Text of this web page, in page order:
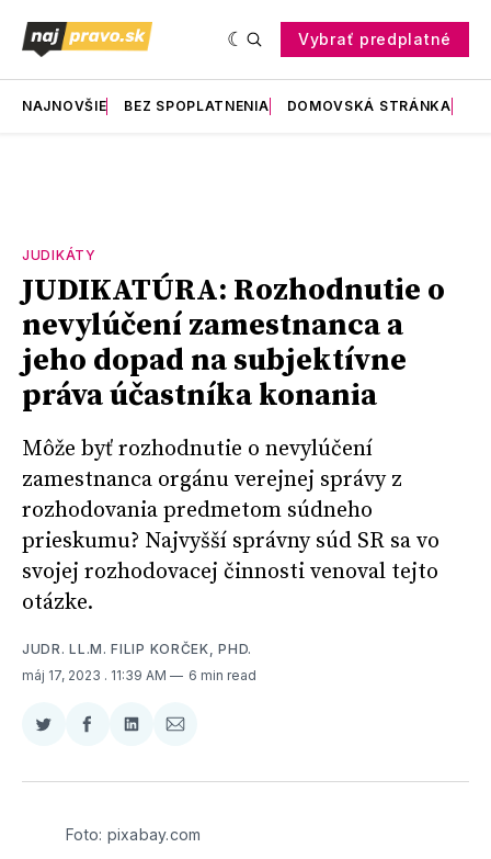
Vybrať predplatné
NAJNOVŠIE BEZ SPOPLATNENIA DOMOVSKÁ STRÁNKA
JUDIKÁTY
JUDIKATÚRA: Rozhodnutie o
nevylúčení zamestnanca a
jeho dopad na subjektívne
práva účastníka konania
Môže byť rozhodnutie o nevylúčení
zamestnanca orgánu verejnej správy z
rozhodovania predmetom súdneho
prieskumu? Najvyšší správny súd SR sa vo
svojej rozhodovacej činnosti venoval tejto
otázke.
JUDR. LL.M. FILIP KORČEK, PHD.
máj 17, 2023 . 11:39 AM 6 min read
Zdieľať
Twitter
Zdieľať
Facebooku
Zdieľať
LinkedIne
Zdieľať
E-
Foto: pixabay.com